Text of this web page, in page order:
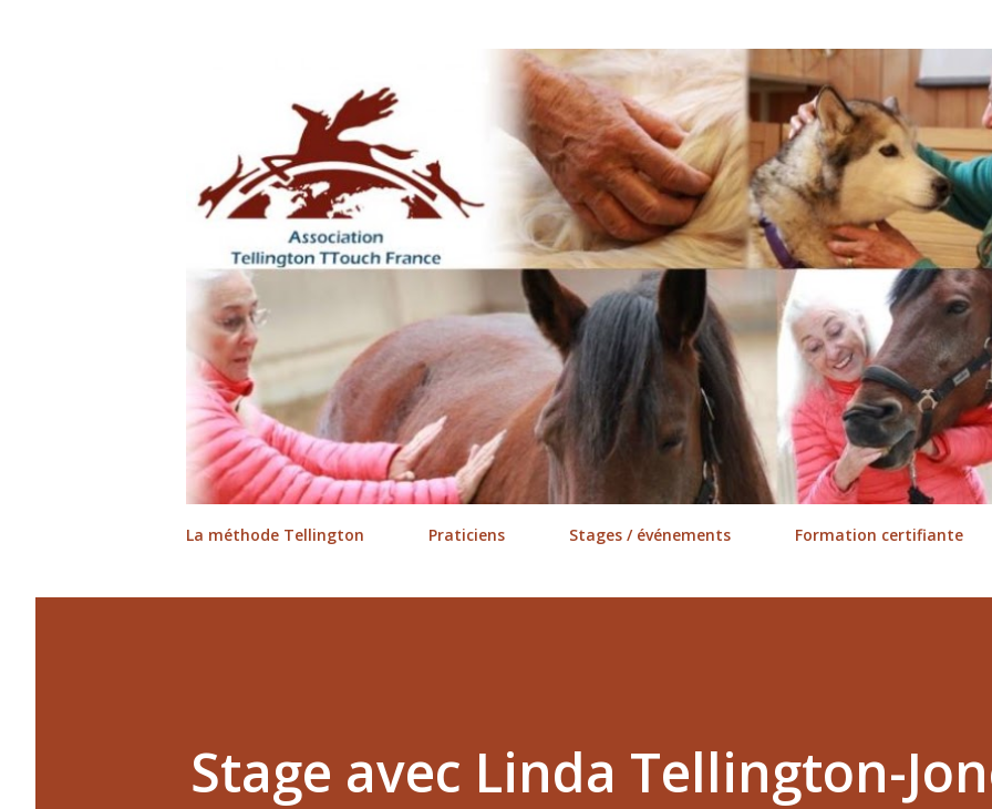
La méthode Tellington Praticiens Stages / événements Formation certifiante
Stage avec Linda Tellington-